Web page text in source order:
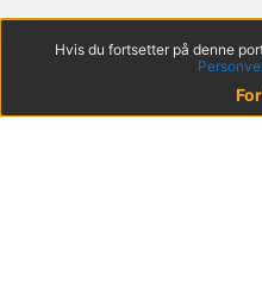
Hvis du fortsetter på denne